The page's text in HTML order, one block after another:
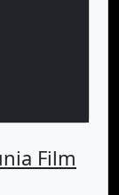
Film